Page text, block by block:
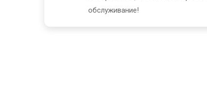
обслуживание!